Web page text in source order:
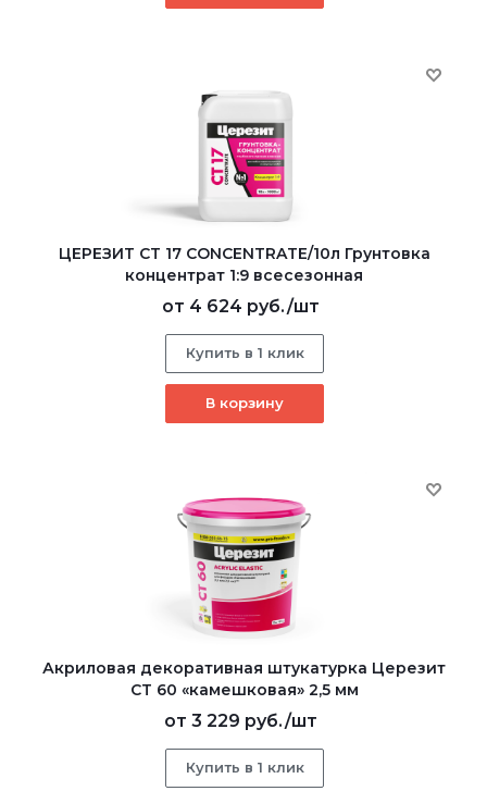
ЦЕРЕЗИТ CT 17 CONCENTRATE/10л Грунтовка
концентрат 1:9 всесезонная
от 4 624 руб./шт
Купить в 1 клик
В корзину
Акриловая декоративная штукатурка Церезит
CT 60 «камешковая» 2,5 мм
от 3 229 руб./шт
Купить в 1 клик